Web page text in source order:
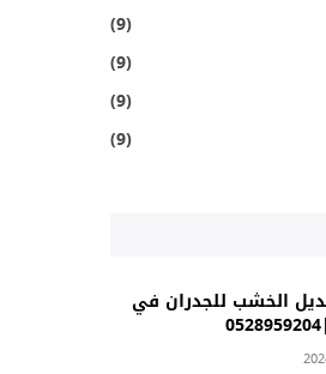
(9)
(9)
(9)
(9)
الخشب للجدران في